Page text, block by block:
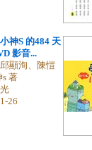
神S 的484 天
影音...
顯洵、陳愷
著
26